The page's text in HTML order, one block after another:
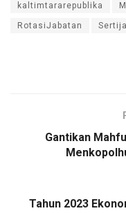
kaltimtararepublika
RotasiJabatan
Gantikan
Tahun 2023